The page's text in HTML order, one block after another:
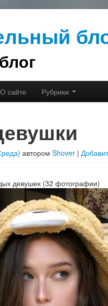
О сайте Рубрики
автором Shover |
девушек (32 фотографии)